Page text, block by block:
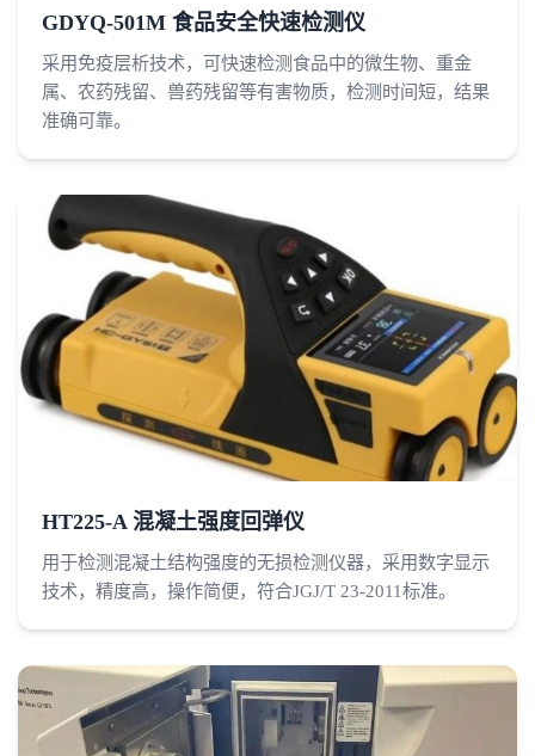
GDYQ-501M 食品安全快速检测仪
采用免疫层析技术，可快速检测食品中的微生物、重金
属、农药残留、兽药残留等有害物质，检测时间短，结果
准确可靠。
HT225-A 混凝土强度回弹仪
用于检测混凝土结构强度的无损检测仪器，采用数字显示
技术，精度高，操作简便，符合JGJ/T 23-2011标准。